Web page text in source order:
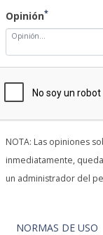
Opinión*
NOTA: Las opiniones
inmediatamente,
un administrador del
NORMAS DE USO